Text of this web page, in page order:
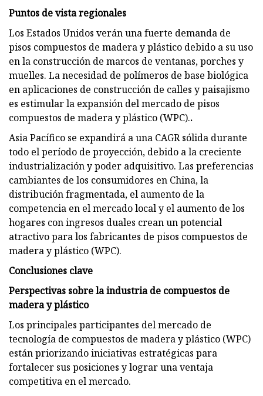
Puntos de vista regionales
Los Estados Unidos verán una fuerte demanda de
pisos compuestos de madera y plástico debido a su uso
en la construcción de marcos de ventanas, porches y
muelles. La necesidad de polímeros de base biológica
en aplicaciones de construcción de calles y paisajismo
es estimular la expansión del mercado de pisos
compuestos de madera y plástico (WPC)..
Asia Pacífico se expandirá a una CAGR sólida durante
todo el período de proyección, debido a la creciente
industrialización y poder adquisitivo. Las preferencias
cambiantes de los consumidores en China, la
distribución fragmentada, el aumento de la
competencia en el mercado local y el aumento de los
hogares con ingresos duales crean un potencial
atractivo para los fabricantes de pisos compuestos de
madera y plástico (WPC).
Conclusiones clave
Perspectivas sobre la industria de compuestos de
madera y plástico
Los principales participantes del mercado de
tecnología de compuestos de madera y plástico (WPC)
están priorizando iniciativas estratégicas para
fortalecer sus posiciones y lograr una ventaja
competitiva en el mercado.